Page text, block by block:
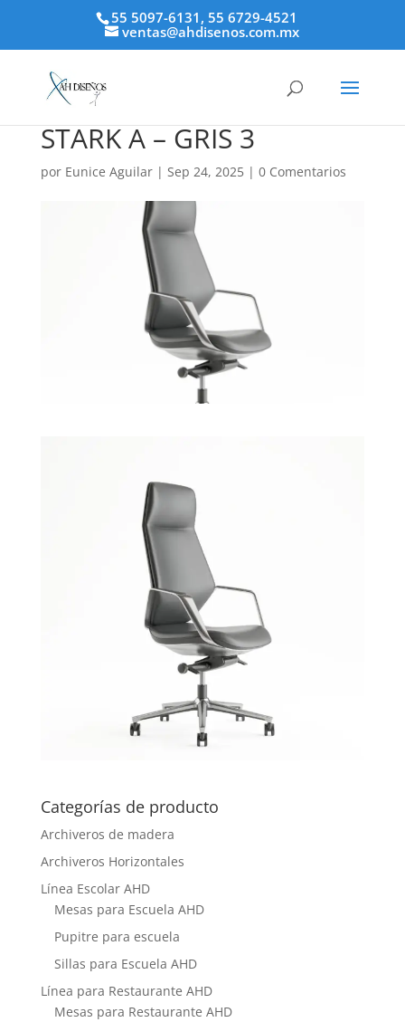
55 5097-6131, 55 6729-4521
ventas@ahdisenos.com.mx
STARK A – GRIS 3
por Eunice Aguilar| Sep 24, 2025| 0 Comentarios
Categorías de producto
Archiveros de madera
Archiveros Horizontales
Línea Escolar AHD
Mesas para Escuela AHD
Pupitre para escuela
Sillas para Escuela AHD
Línea para Restaurante AHD
Mesas para Restaurante AHD